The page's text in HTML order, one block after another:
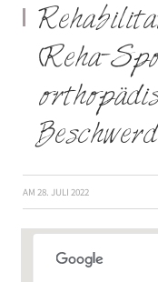
(Reha-
AM 28. JULI 2022